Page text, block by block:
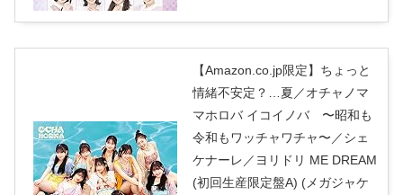
【Amazon.co.jp限定】ちょっと
情緒不安定？…夏／オチャノマ
マホロバ イコイノバ 〜昭和も
令和もワッチャワチャ〜／シェ
ケナーレ／ヨリドリ ME DREAM
(初回生産限定盤A) (メガジャケ